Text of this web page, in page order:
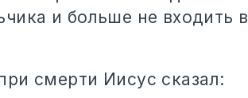
и больше не входить в
смерти Иисус сказал: